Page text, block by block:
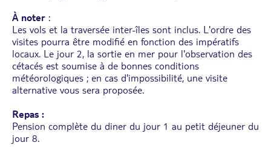
À noter :
Les vols et la traversée inter-îles sont inclus. L'ordre des
visites pourra être modifié en fonction des impératifs
locaux. Le jour 2, la sortie en mer pour l'observation des
cétacés est soumise à de bonnes conditions
météorologiques ; en cas d'impossibilité, une visite
alternative vous sera proposée.
Repas :
Pension complète du diner du jour 1 au petit déjeuner du
jour 8.